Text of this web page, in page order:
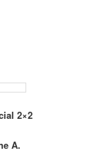
2×2
A.